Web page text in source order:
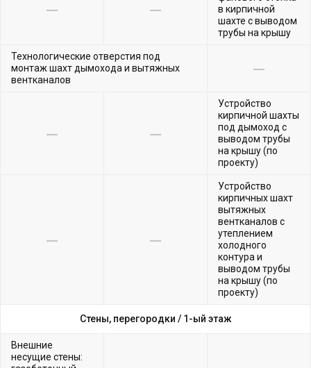
в кирпичной
шахте с выводом
трубы на крышу
Технологические отверстия под
монтаж шахт дымохода и вытяжных
вентканалов
Устройство
кирпичной шахты
под дымоход с
выводом трубы
на крышу (по
проекту)
Устройство
кирпичных шахт
вытяжных
вентканалов с
утеплением
холодного
контура и
выводом трубы
на крышу (по
проекту)
Стены, перегородки / 1-ый этаж
Внешние
несущие стены: